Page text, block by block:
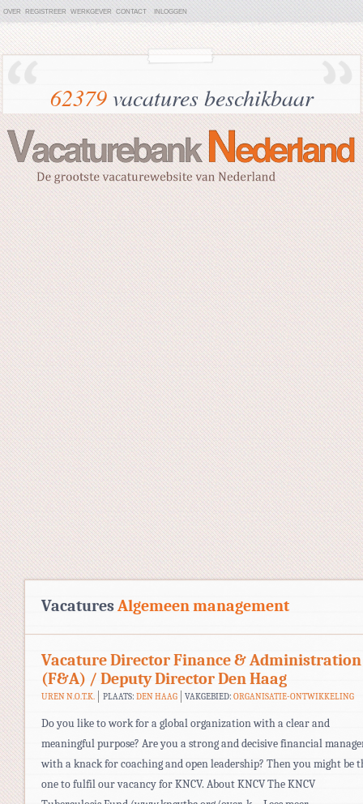
OVER REGISTREER WERKGEVER CONTACT INLOGGEN
62379vacatures beschikbaar
VacaturesAlgemeen management
Vacature Director Finance & Administration
(F&A) / Deputy Director Den Haag
UREN N.O.T.K. PLAATS: DEN HAAG VAKGEBIED:ORGANISATIE-ONTWIKKELING
Do you like to work for a global organization with a clear and
meaningful purpose? Are you a strong and decisive financial
with a knack for coaching and open leadership? Then you might be
one to fulfil our vacancy for KNCV. About KNCV The KNCV